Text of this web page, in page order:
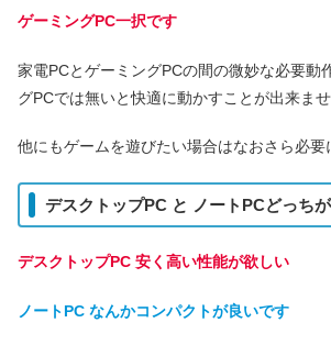
ゲーミングPC一択です
家電PCとゲーミングPCの間の微妙な必要動
グPCでは無いと快適に動かすことが出来ま
他にもゲームを遊びたい場合はなおさら必要
デスクトップPC と ノートPCどっち
デスクトップPC 安く高い性能が欲しい
ノートPC なんかコンパクトが良いです